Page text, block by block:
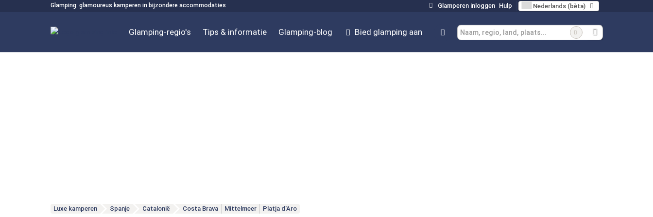
Glamping: glamoureus kamperen in bijzondere accommodaties Glamperen inloggen Hulp Nederlands (bèta)
Glamping-regio's Tips & informatie Glamping-blog Bied glamping aan
Luxe kamperen Spanje Catalonië Costa Brava Mittelmeer Platja d'Aro